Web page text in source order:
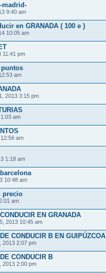
madrid-
9:40 am
en GRANADA ( 100 e )
10:05 am
11:41 pm
am
2013 3:15 pm
am
am
1:18 am
10:48 am
precio
am
EN GRANADA
2013 10:45 am
CONDUCIR B EN GUIPÚZCOA
2013 2:07 pm
CONDUCIR B
2013 2:00 pm